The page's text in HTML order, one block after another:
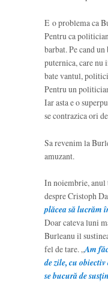
E o problema ca
Pentru ca
barbat. Pe cand
puternica, care nu
bate vantul,
Pentru un
Iar asta e o
se contrazica ori
Sa revenim la
amuzant.
In noiembrie, anul
despre Cristoph
plăcea să lucrăm
Doar cateva luni
Burleanu il
fel de tare. „Am
de zile, cu
se bucură de